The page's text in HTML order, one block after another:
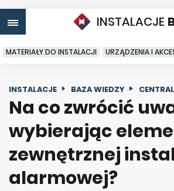
INSTALACJE
MATERIAŁY DO INSTALACJI URZĄDZENIA I
INSTALACJE BAZA WIEDZY
Na co zwrócić
wybierając
zewnętrznej
alarmowej?